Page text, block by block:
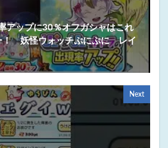
アップに30％オフガシャはこれ
！ 妖怪ウォッチぷにぷに レイ
Next